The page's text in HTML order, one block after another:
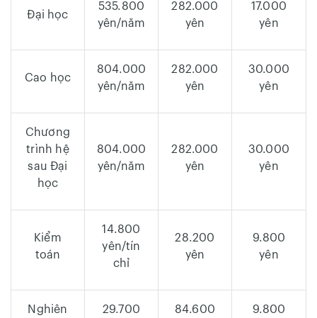
Đại học
535.800
yên/năm
282.000
yên
17.000
yên
Cao học
804.000
yên/năm
282.000
yên
30.000
yên
Chương
trình hệ
sau Đại
học
804.000
yên/năm
282.000
yên
30.000
yên
Kiểm
toán
14.800
yên/tín
chỉ
28.200
yên
9.800
yên
Nghiên
29.700
84.600
9.800